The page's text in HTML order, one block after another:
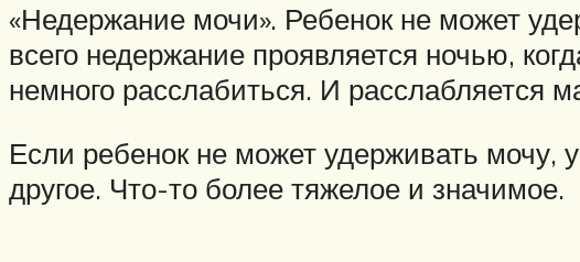
«Недержание мочи». Ребенок не может
всего недержание проявляется ночью,
немного расслабиться. И расслабляется
Если ребенок не может удерживать мочу,
другое. Что-то более тяжелое и значимое.